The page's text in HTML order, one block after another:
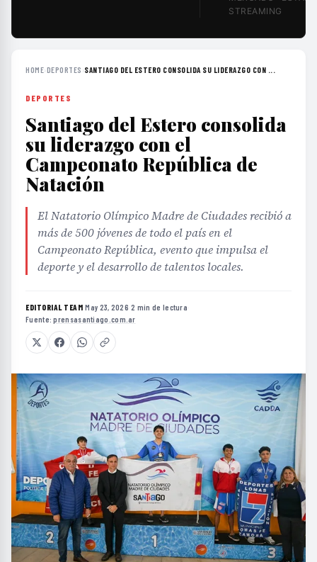
STREAMING
HOME›DEPORTES ›SANTIAGO DEL ESTERO CONSOLIDA SU LIDERAZGO CON ...
DEPORTES
Santiago del Estero consolida
su liderazgo con el
Campeonato República de
Natación
El Natatorio Olímpico Madre de Ciudades recibió a
más de 500 jóvenes de todo el país en el
Campeonato República, evento que impulsa el
deporte y el desarrollo de talentos locales.
EDITORIAL TEAM·May 23, 2026·2 min de lectura·
Fuente:prensasantiago.com.ar